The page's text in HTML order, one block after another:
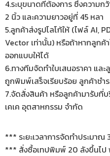
4.ระบุขนาดที่ต้องการ ซึ่งความก
2 นิ้ว และความยาวอยู่ที่ 45 หลา
5.ลูกค้าส่งรูปโลโก้ให้ (ไฟล์ AI,
Vector เท่านั้น) หรือถ้าหากลูกค้
ออกแบบให้ได้
6.ทางทีมจัดทำใบเสนอราคา และ
ถูกพิมพ์เสร็จเรียบร้อย ลูกค้าชำร
7.จัดสั่งสินค้า หรือลูกค้ามารับที่
เคเค อุตสาหกรรม จำกัด
*** ระยะเวลาการจัดทำประมาณ
*** สั่งซื้อเทปพิมพ์ 20 ลังขึ้นไ